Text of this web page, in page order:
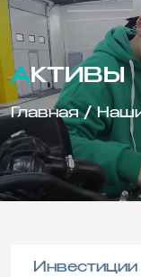
АКТИВЫ
Главная/
Инвестиции